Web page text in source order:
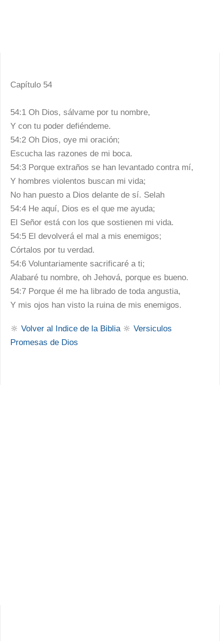
Capítulo 54
54:1 Oh Dios, sálvame por tu nombre,
Y con tu poder defiéndeme.
54:2 Oh Dios, oye mi oración;
Escucha las razones de mi boca.
54:3 Porque extraños se han levantado contra mí,
Y hombres violentos buscan mi vida;
No han puesto a Dios delante de sí. Selah
54:4 He aquí, Dios es el que me ayuda;
El Señor está con los que sostienen mi vida.
54:5 El devolverá el mal a mis enemigos;
Córtalos por tu verdad.
54:6 Voluntariamente sacrificaré a ti;
Alabaré tu nombre, oh Jehová, porque es bueno.
54:7 Porque él me ha librado de toda angustia,
Y mis ojos han visto la ruina de mis enemigos.
🔆 Volver al Indice de la Biblia🔆 Versiculos
Promesas de Dios